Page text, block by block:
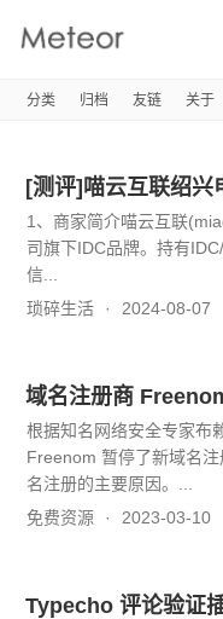
Meteor's
分类 归档 友链 关于
[测评]喵云互联绍兴
1、商家简介喵云互联
司旗下IDC品牌。持有
信...
琐碎生活
2024-08-07
域名注册商
根据知名网络安全专家布
Freenom 暂停了新域名
名注册的主要原因。...
免费资源
2023-03-10
Typecho 评论验证